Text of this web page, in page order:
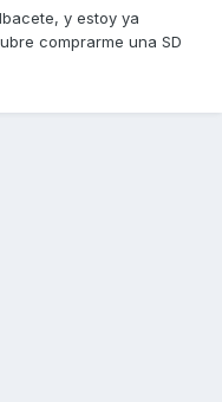
y estoy ya
comprarme una SD